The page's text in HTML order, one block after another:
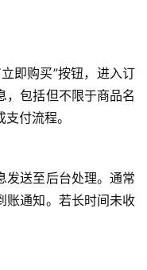
即购买”按钮，进入订
，包括但不限于商品名
付流程。
发送至后台处理。通常
账通知。若长时间未收